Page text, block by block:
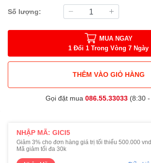
Số lượng:
MUA NGAY
1 Đổi 1 Trong Vòng 7 Ngày
THÊM VÀO GIỎ HÀNG
Gọi đặt mua 086.55.33033(8:30 -
NHẬP MÃ: GICI5
Giảm 3% cho đơn hàng giá trị tối thiểu 500.000 vnd.
Mã giảm tối đa 30k